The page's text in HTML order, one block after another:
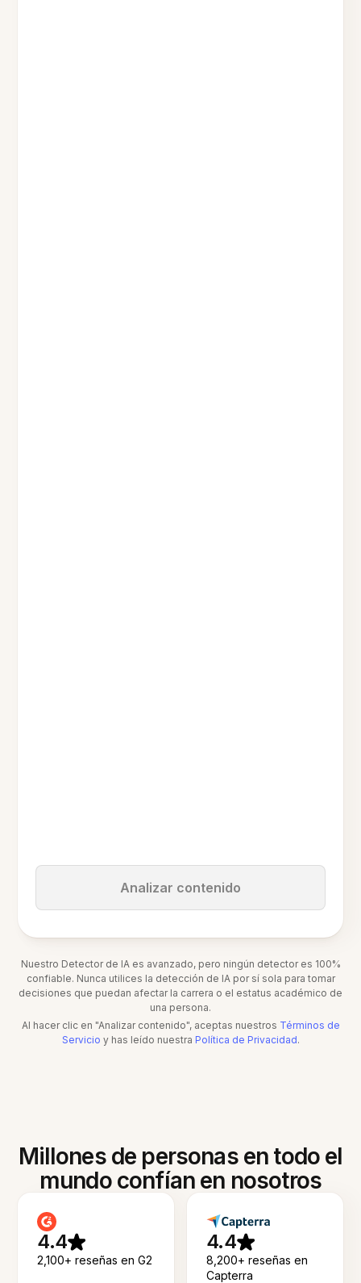
Analizar contenido
Nuestro Detector de IA es avanzado, pero ningún detector es 100%
confiable. Nunca utilices la detección de IA por sí sola para tomar
decisiones que puedan afectar la carrera o el estatus académico de
una persona.
Al hacer clic en "Analizar contenido", aceptas nuestros Términos de
Servicio y has leído nuestra Política de Privacidad.
Millones de personas en todo el
mundo confían en nosotros
4.4
2,100+ reseñas en G2
4.4
8,200+ reseñas en
Capterra